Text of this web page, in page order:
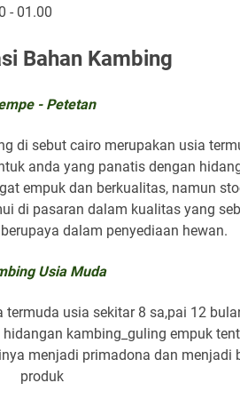
- 01.00
Bahan Kambing
- Petetan
di sebut cairo merupakan usia
anda yang panatis dengan
empuk dan berkualitas, namun
di pasaran dalam kualitas yang
dalam penyediaan hewan.
Usia Muda
usia sekitar 8 sa,pai 12
kambing_guling empuk
menjadi primadona dan menjadi
produk